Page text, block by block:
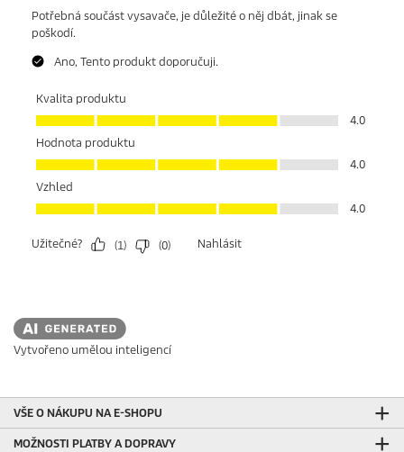
Vytvořeno umělou inteligencí
VŠE O NÁKUPU NA E-SHOPU
MOŽNOSTI PLATBY A DOPRAVY